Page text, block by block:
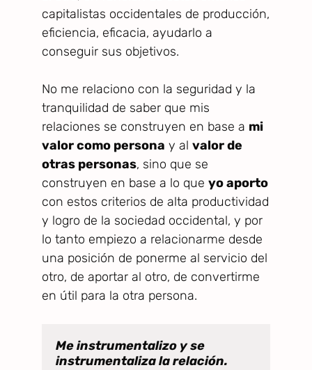
capitalistas occidentales de producción,
eficiencia, eficacia, ayudarlo a
conseguir sus objetivos.
No me relaciono con la seguridad y la
tranquilidad de saber que mis
relaciones se construyen en base a mi
valor como persona y al valor de
otras personas, sino que se
construyen en base a lo que yo aporto
con estos criterios de alta productividad
y logro de la sociedad occidental, y por
lo tanto empiezo a relacionarme desde
una posición de ponerme al servicio del
otro, de aportar al otro, de convertirme
en útil para la otra persona.
Me instrumentalizo y se
instrumentaliza la relación.